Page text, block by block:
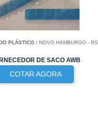
PLÁSTICO / NOVO HAMBURGO - RS
DE SACO AWB
COTAR AGORA